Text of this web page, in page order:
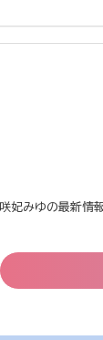
咲妃みゆの最新情